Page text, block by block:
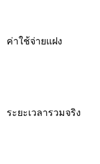
ค่าใช้จ่ายแฝง
ระยะเวลารวมจริง